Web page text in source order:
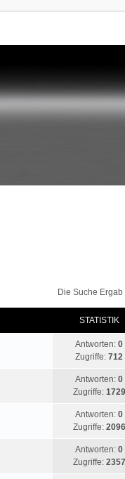
Die Suche
STATISTIK
Antworten: 0
Zugriffe: 712
Antworten: 0
Zugriffe: 1729
Antworten: 0
Zugriffe: 2096
Antworten: 0
Zugriffe: 2357